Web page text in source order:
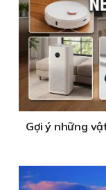
Gợi ý những